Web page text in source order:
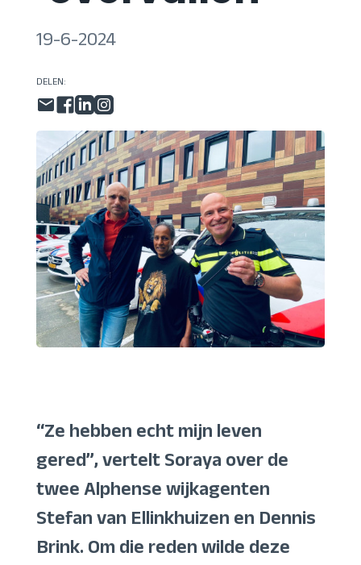
19-6-2024
DELEN:
“Ze hebben echt mijn leven
gered”, vertelt Soraya over de
twee Alphense wijkagenten
Stefan van Ellinkhuizen en Dennis
Brink. Om die reden wilde deze